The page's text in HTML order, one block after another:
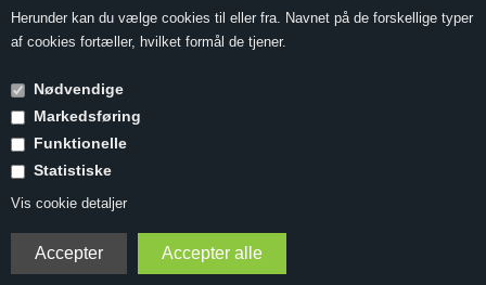
Herunder kan du vælge cookies til eller fra. Navnet på de forskellige typer
af cookies fortæller, hvilket formål de tjener.
Nødvendige
Markedsføring
Funktionelle
Statistiske
Vis cookie detaljer
Kyllingeleverpaté
4-6 personer
500 gr. kyllingelever
1 fed hvidløg
1 stort skvæt cognac
1 spsk timian